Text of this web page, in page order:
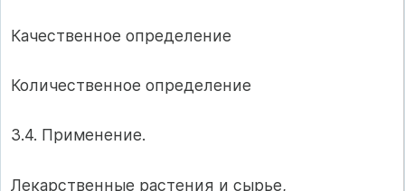
Качественное определение
Количественное определение
3.4. Применение.
Лекарственные растения и сырье,